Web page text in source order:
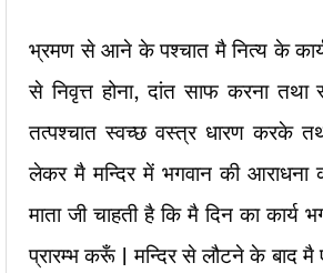
भ्रमण से आने के पश्चात मै नित्य के
से निवृत्त होना, दांत साफ करना
तत्पश्चात स्वच्छ वस्त्र धारण करके
लेकर मै मन्दिर में भगवान की आराधना
माता जी चाहती है कि मै दिन का कार्य
प्रारम्भ करूँ | मन्दिर से लौटने के बाद